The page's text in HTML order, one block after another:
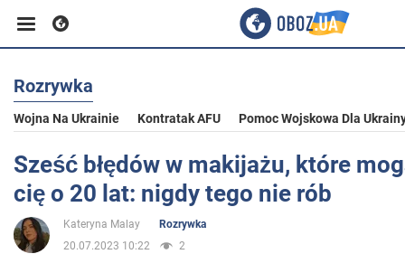
Biznes
Sport
Rozrywka
Rozrywka
Wojna Na Ukrainie Kontratak AFU Pomoc Wojskowa Dla
Sześć błędów w makijażu, które
cię o 20 lat: nigdy tego nie rób
Kateryna Malay
Rozrywka
20.07.2023 10:22
2